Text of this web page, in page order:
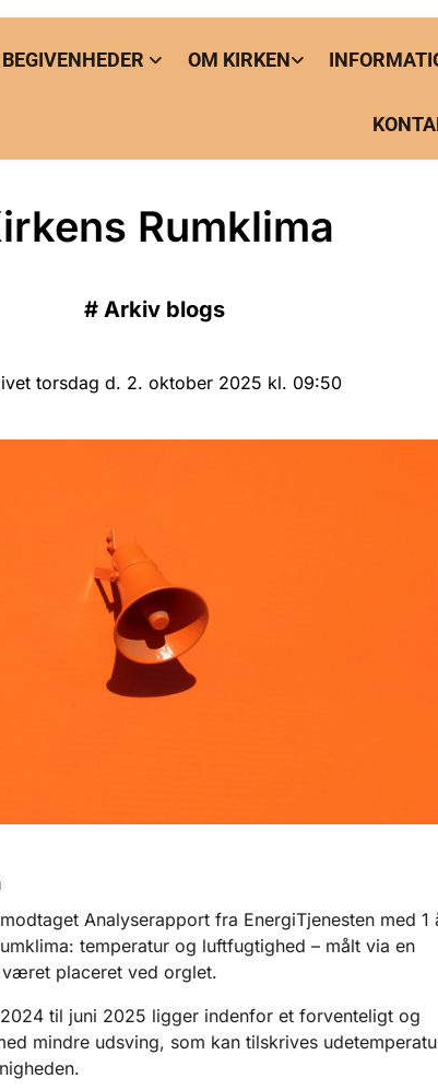
OM KIRKEN
Rumklima
# Arkiv blogs
torsdag d. 2. oktober 2025 kl. 09:50
Analyserapport fra EnergiTjenesten med 1
temperatur og luftfugtighed – målt via en
placeret ved orglet.
til juni 2025 ligger indenfor et forventeligt og
mindre udsving, som kan tilskrives